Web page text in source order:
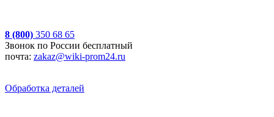
8 (800) 350 68 65
Звонок по России бесплатный
почта: zakaz@wiki-prom24.ru
Обработка деталей